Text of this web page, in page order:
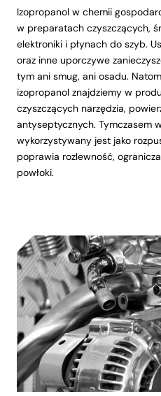
Izopropanol w chemii
w preparatach czyszczących,
elektroniki i płynach do szyb.
oraz inne uporczywe
tym ani smug, ani osadu.
izopropanol znajdziemy w
czyszczących narzędzia,
antyseptycznych. Tymczasem
wykorzystywany jest jako
poprawia rozlewność,
powłoki.